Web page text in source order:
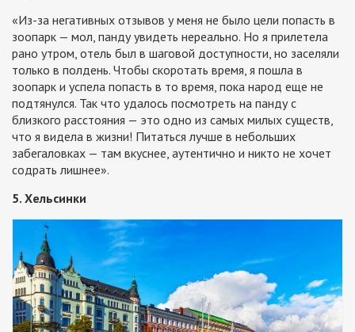
«Из-за негативных отзывов у меня не было цели попасть в
зоопарк — мол, панду увидеть нереально. Но я прилетела
рано утром, отель был в шаговой доступности, но заселяли
только в полдень. Чтобы скоротать время, я пошла в
зоопарк и успела попасть в то время, пока народ еще не
подтянулся. Так что удалось посмотреть на панду с
близкого расстояния — это одно из самых милых существ,
что я видела в жизни! Питаться лучше в небольших
забегаловках — там вкуснее, аутентично и никто не хочет
содрать лишнее».
5. Хельсинки